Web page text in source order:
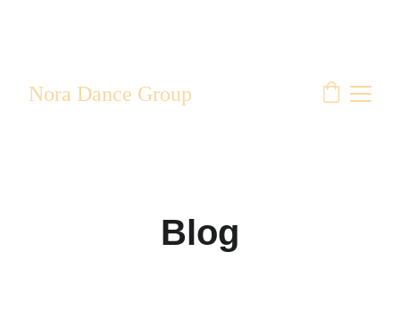
Nora Dance Group
Blog